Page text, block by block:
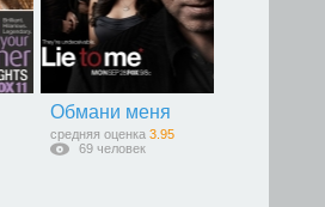
Обмани меня
средняя оценка 3.95
69 человек